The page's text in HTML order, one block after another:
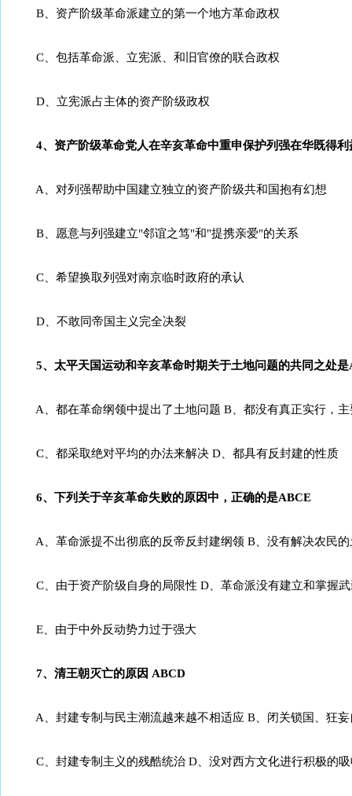
B、资产阶级革命派建立的第一个地方革命政权
C、包括革命派、立宪派、和旧官僚的联合政权
D、立宪派占主体的资产阶级政权
4、资产阶级革命党人在辛亥革命中重申保护列强在华既得
A、对列强帮助中国建立独立的资产阶级共和国抱有幻想
B、愿意与列强建立"邻谊之笃"和"提携亲爱"的关系
C、希望换取列强对南京临时政府的承认
D、不敢同帝国主义完全决裂
5、太平天国运动和辛亥革命时期关于土地问题的共同之处是
A、都在革命纲领中提出了土地问题 B、都没有真正实行，主
C、都采取绝对平均的办法来解决 D、都具有反封建的性质
6、下列关于辛亥革命失败的原因中，正确的是ABCE
A、革命派提不出彻底的反帝反封建纲领 B、没有解决农民的
C、由于资产阶级自身的局限性 D、革命派没有建立和掌握武
E、由于中外反动势力过于强大
7、清王朝灭亡的原因 ABCD
A、封建专制与民主潮流越来越不相适应 B、闭关锁国、狂妄
C、封建专制主义的残酷统治 D、没对西方文化进行积极的吸